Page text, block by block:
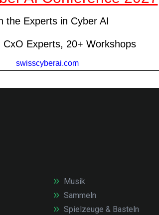
Musik
Sammeln
Spielzeuge & Basteln